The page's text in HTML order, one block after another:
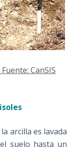
CanSIS
arcilla es lavada
suelo hasta un